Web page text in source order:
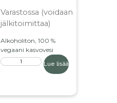
Varastossa (voidaan
jälkitoimittaa)
Alkoholiton, 100 %
vegaani kasvovesi
Lue lisää